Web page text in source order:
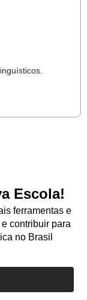
Escola!
ferramentas e
contribuir para
no Brasil